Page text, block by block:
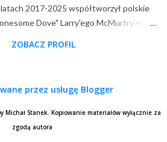
2017-2025 współtworzył polskie
Dove" Larry'ego McMurtry'ego
ZOBACZ PROFIL
przez usługę Blogger
Stanek. Kopiowanie materiałów wyłącznie za
zgodą autora